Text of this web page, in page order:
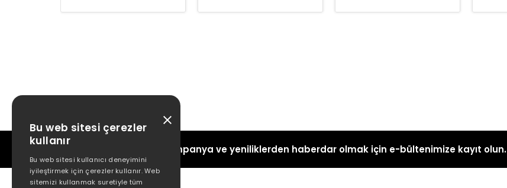
Kampanya ve yeniliklerden haberdar olmak için e-bültenimize kayıt olun.
Bu web sitesi çerezler
kullanır
Bu web sitesi kullanıcı deneyimini
iyileştirmek için çerezler kullanır. Web
sitemizi kullanmak suretiyle tüm